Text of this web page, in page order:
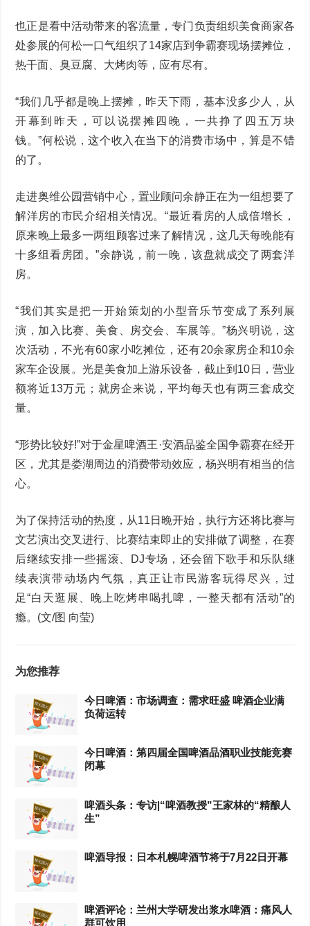
也正是看中活动带来的客流量，专门负责组织美食商家各
处参展的何松一口气组织了14家店到争霸赛现场摆摊位，
热干面、臭豆腐、大烤肉等，应有尽有。
“我们几乎都是晚上摆摊，昨天下雨，基本没多少人，从
开幕到昨天，可以说摆摊四晚，一共挣了四五万块
钱。”何松说，这个收入在当下的消费市场中，算是不错
的了。
走进奥维公园营销中心，置业顾问余静正在为一组想要了
解洋房的市民介绍相关情况。“最近看房的人成倍增长，
原来晚上最多一两组顾客过来了解情况，这几天每晚能有
十多组看房团。”余静说，前一晚，该盘就成交了两套洋
房。
“我们其实是把一开始策划的小型音乐节变成了系列展
演，加入比赛、美食、房交会、车展等。”杨兴明说，这
次活动，不光有60家小吃摊位，还有20余家房企和10余
家车企设展。光是美食加上游乐设备，截止到10日，营业
额将近13万元；就房企来说，平均每天也有两三套成交
量。
“形势比较好!”对于金星啤酒王·安酒品鉴全国争霸赛在经开
区，尤其是娄湖周边的消费带动效应，杨兴明有相当的信
心。
为了保持活动的热度，从11日晚开始，执行方还将比赛与
文艺演出交叉进行、比赛结束即止的安排做了调整，在赛
后继续安排一些摇滚、DJ专场，还会留下歌手和乐队继
续表演带动场内气氛，真正让市民游客玩得尽兴，过
足“白天逛展、晚上吃烤串喝扎啤，一整天都有活动”的
瘾。(文/图 向莹)
为您推荐
今日啤酒：市场调查：需求旺盛 啤酒企业满
负荷运转
今日啤酒：第四届全国啤酒品酒职业技能竞赛
闭幕
啤酒头条：专访|“啤酒教授”王家林的“精酿人
生”
啤酒导报：日本札幌啤酒节将于7月22日开幕
啤酒评论：兰州大学研发出浆水啤酒：痛风人
群可饮用